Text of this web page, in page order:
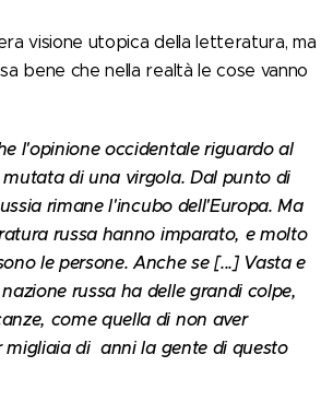
visione utopica della letteratura, ma
bene che nella realtà le cose vanno
l'opinione occidentale riguardo al
di una virgola. Dal punto di
rimane l'incubo dell'Europa. Ma
russa hanno imparato, e molto
le persone. Anche se [...] Vasta e
russa ha delle grandi colpe,
come quella di non aver
migliaia di anni la gente di questo